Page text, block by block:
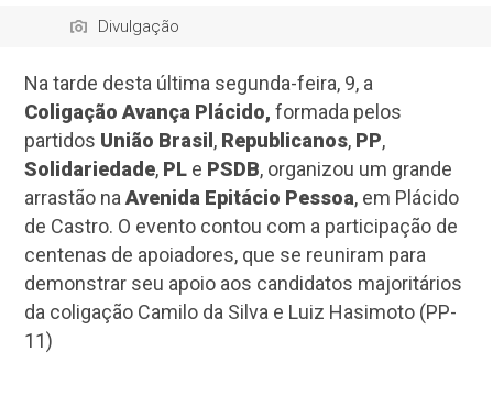
Divulgação
Na tarde desta última segunda-feira, 9, a
Coligação Avança Plácido, formada pelos
partidos União Brasil, Republicanos, PP,
Solidariedade, PL e PSDB, organizou um grande
arrastão naAvenida Epitácio Pessoa, em Plácido
de Castro. O evento contou com a participação de
centenas de apoiadores, que se reuniram para
demonstrar seu apoio aos candidatos majoritários
da coligação Camilo da Silva e Luiz Hasimoto (PP-
11)